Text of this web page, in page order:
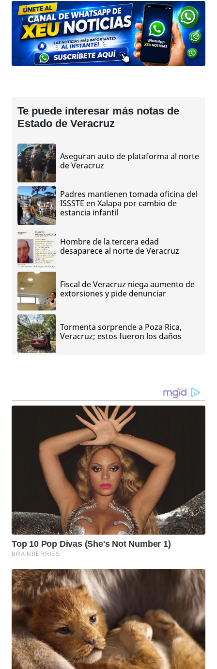
Te puede interesar más notas de
Estado de Veracruz
Aseguran auto de plataforma al norte
de Veracruz
Padres mantienen tomada oficina del
ISSSTE en Xalapa por cambio de
estancia infantil
Hombre de la tercera edad
desaparece al norte de Veracruz
Fiscal de Veracruz niega aumento de
extorsiones y pide denunciar
Tormenta sorprende a Poza Rica,
Veracruz; estos fueron los daños